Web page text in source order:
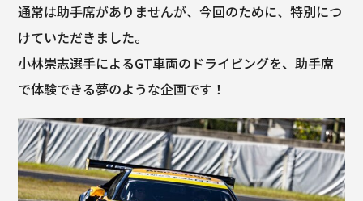
通常は助手席がありませんが、今回のために、特別につ
けていただきました。
小林崇志選手によるGT車両のドライビングを、助手席
で体験できる夢のような企画です！